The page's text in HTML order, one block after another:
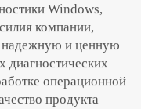
Windows,
компании,
надежную и ценную
диагностических
операционной
продукта